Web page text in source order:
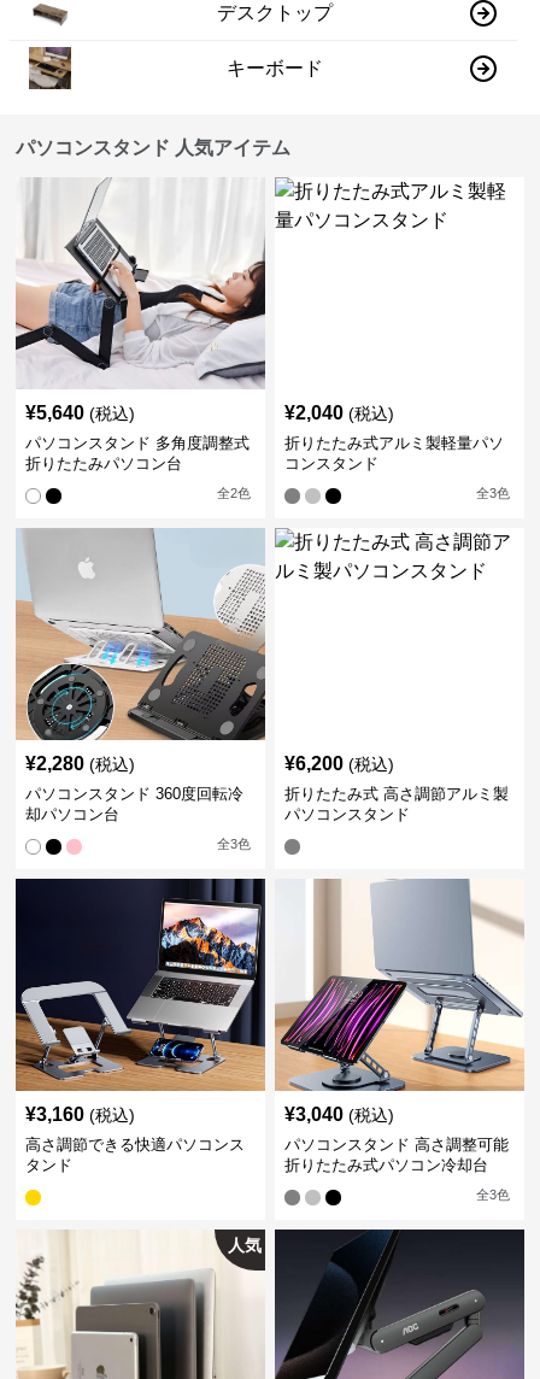
デスクトップ
キーボード
パソコンスタンド 人気アイテム
¥5,640 (税込)
パソコンスタンド 多角度調整式
折りたたみパソコン台
全2色
¥2,040 (税込)
折りたたみ式アルミ製軽量パソ
コンスタンド
全3色
¥2,280 (税込)
パソコンスタンド 360度回転冷
却パソコン台
全3色
¥6,200 (税込)
折りたたみ式 高さ調節アルミ製
パソコンスタンド
¥3,160 (税込)
高さ調節できる快適パソコンス
タンド
¥3,040 (税込)
パソコンスタンド 高さ調整可能
折りたたみ式パソコン冷却台
全3色
人気